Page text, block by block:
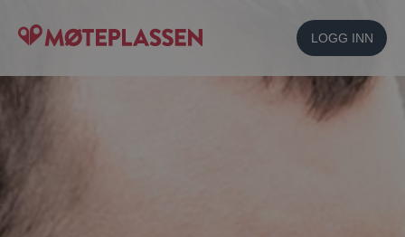
LOGG INN